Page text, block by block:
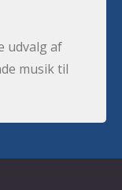
udvalg af
musik til